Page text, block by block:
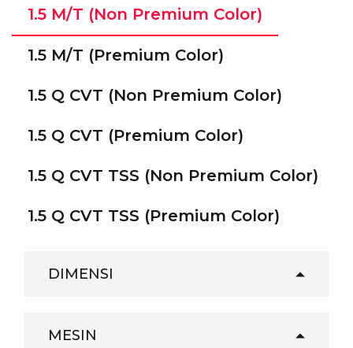
1.5 M/T (Non Premium Color)
1.5 M/T (Premium Color)
1.5 Q CVT (Non Premium Color)
1.5 Q CVT (Premium Color)
1.5 Q CVT TSS (Non Premium Color)
1.5 Q CVT TSS (Premium Color)
DIMENSI
MESIN